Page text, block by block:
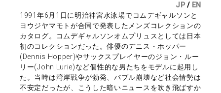
JP / EN
1991年6月1日に明治神宮水泳場でコムデギャルソンと
ヨウジヤマモトが合同で発表したメンズコレクションの
カタログ。コムデギャルソンオムプリュスとしては日本
初のコレクションだった。俳優のデニス・ホッパー
(Dennis Hopper)やサックスプレイヤーのジョン・ルー
リー(John Lurie)など個性的な男たちをモデルに起用し
た。当時は湾岸戦争が勃発、バブル崩壊など社会情勢は
不安定だったが、こうした暗いニュースを吹き飛ばすか